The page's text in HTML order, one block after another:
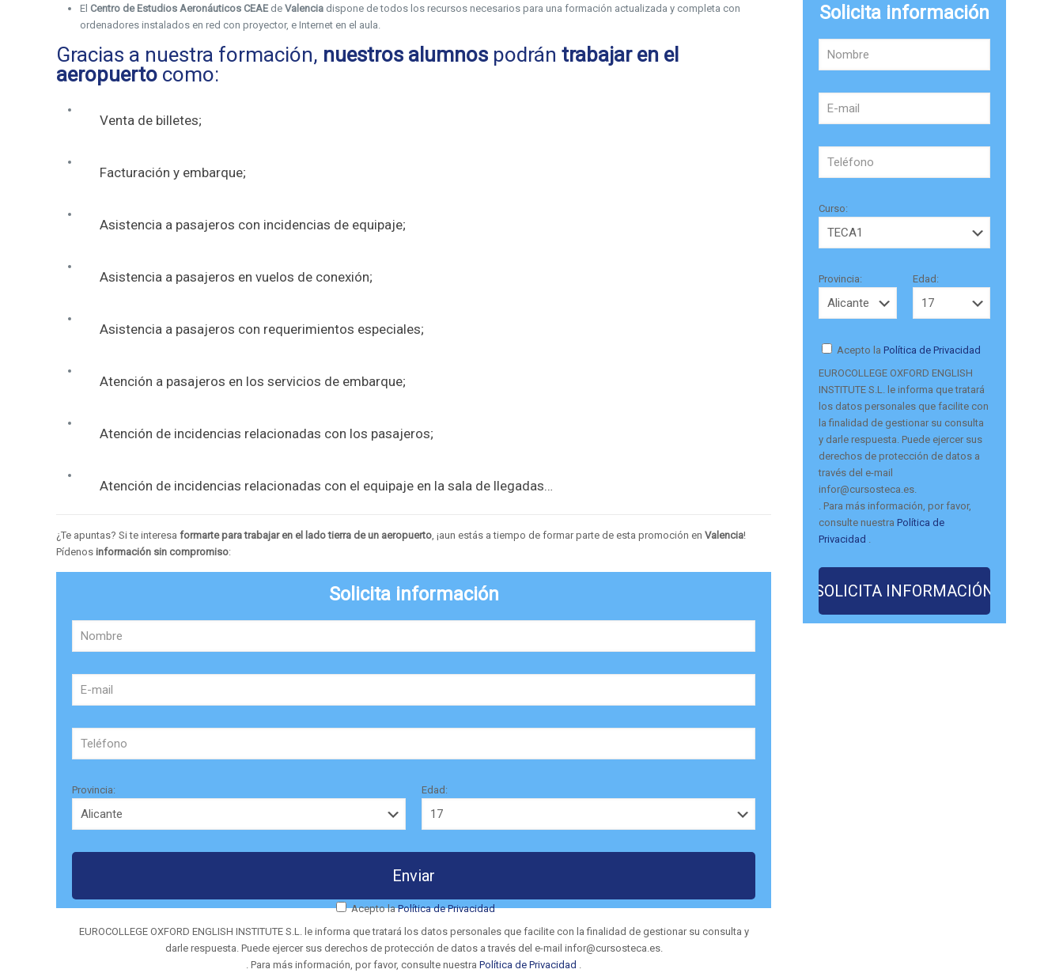
ElCentro de Estudios Aeronáuticos CEAE deValencia dispone de todos los recursos necesarios para una formación actualizada y completa con
ordenadores instalados en red con proyector, e Internet en el aula.
Gracias a nuestra formación, nuestros alumnos podrántrabajar en el
aeropuerto como:
Venta de billetes;
Facturación y embarque;
Asistencia a pasajeros con incidencias de equipaje;
Asistencia a pasajeros en vuelos de conexión;
Asistencia a pasajeros con requerimientos especiales;
Atención a pasajeros en los servicios de embarque;
Atención de incidencias relacionadas con los pasajeros;
Atención de incidencias relacionadas con el equipaje en la sala de llegadas…
¿Te apuntas? Si te interesa formarte para trabajar en el lado tierra de un aeropuerto, ¡aun estás a tiempo de formar parte de esta promoción enValencia!
Pídenosinformación sin compromiso:
Solicita información
Provincia: Edad:
Acepto laPolítica de Privacidad
EUROCOLLEGE OXFORD ENGLISH INSTITUTE S.L. le informa que tratará los datos personales que facilite con la finalidad de gestionar su consulta y
darle respuesta. Puede ejercer sus derechos de protección de datos a través del e-mail infor@cursosteca.es.
. Para más información, por favor, consulte nuestraPolítica de Privacidad .
Solicita información
Curso:
Provincia: Edad:
Acepto la Política de Privacidad
EUROCOLLEGE OXFORD ENGLISH
INSTITUTE S.L. le informa que tratará
los datos personales que facilite con
la finalidad de gestionar su consulta
y darle respuesta. Puede ejercer sus
derechos de protección de datos a
través del e-mail
infor@cursosteca.es.
. Para más información, por favor,
consulte nuestraPolítica de
Privacidad